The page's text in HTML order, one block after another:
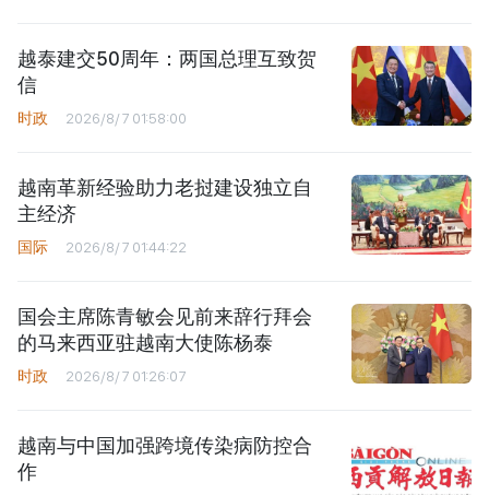
越泰建交50周年：两国总理互致贺
信
时政 2026/8/7 01:58:00
越南革新经验助力老挝建设独立自
主经济
国际 2026/8/7 01:44:22
国会主席陈青敏会见前来辞行拜会
的马来西亚驻越南大使陈杨泰
时政 2026/8/7 01:26:07
越南与中国加强跨境传染病防控合
作